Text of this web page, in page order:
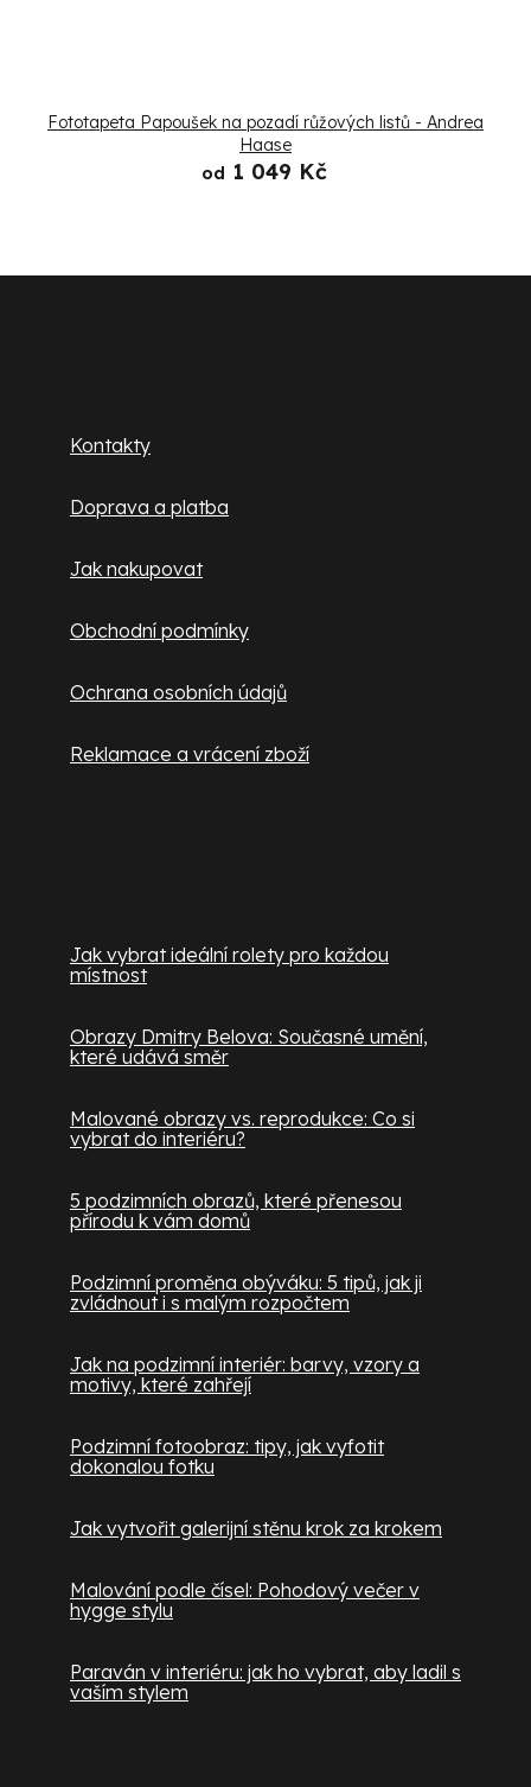
Fototapeta Papoušek na pozadí růžových listů - Andrea
Haase
od 1 049 Kč
Kontakty
Doprava a platba
Jak nakupovat
Obchodní podmínky
Ochrana osobních údajů
Reklamace a vrácení zboží
Jak vybrat ideální rolety pro každou
místnost
Obrazy Dmitry Belova: Současné umění,
které udává směr
Malované obrazy vs. reprodukce: Co si
vybrat do interiéru?
5 podzimních obrazů, které přenesou
přírodu k vám domů
Podzimní proměna obýváku: 5 tipů, jak ji
zvládnout i s malým rozpočtem
Jak na podzimní interiér: barvy, vzory a
motivy, které zahřejí
Podzimní fotoobraz: tipy, jak vyfotit
dokonalou fotku
Jak vytvořit galerijní stěnu krok za krokem
Malování podle čísel: Pohodový večer v
hygge stylu
Paraván v interiéru: jak ho vybrat, aby ladil s
vaším stylem